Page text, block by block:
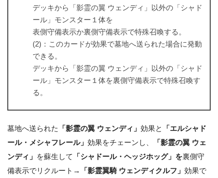
デッキから「影霊の翼 ウェンディ」以外の「シャド
ール」モンスター１体を
表側守備表示か裏側守備表示で特殊召喚する。
(2)：このカードが効果で墓地へ送られた場合に発動
できる。
デッキから「影霊の翼 ウェンディ」以外の「シャド
ール」モンスター１体を裏側守備表示で特殊召喚す
る。
墓地へ送られた 「影霊の翼 ウェンディ」 効果と
「エルシャド
ール・メシャフレール」 効果をチェーンし、
「影霊の翼 ウェ
ンディ」 を蘇生して 「シャドール・ヘッジホッグ」を裏側守
備表示でリクルート→
「影霊翼騎 ウェンディクルフ」 効果で